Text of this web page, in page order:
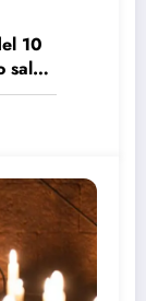
10
sale